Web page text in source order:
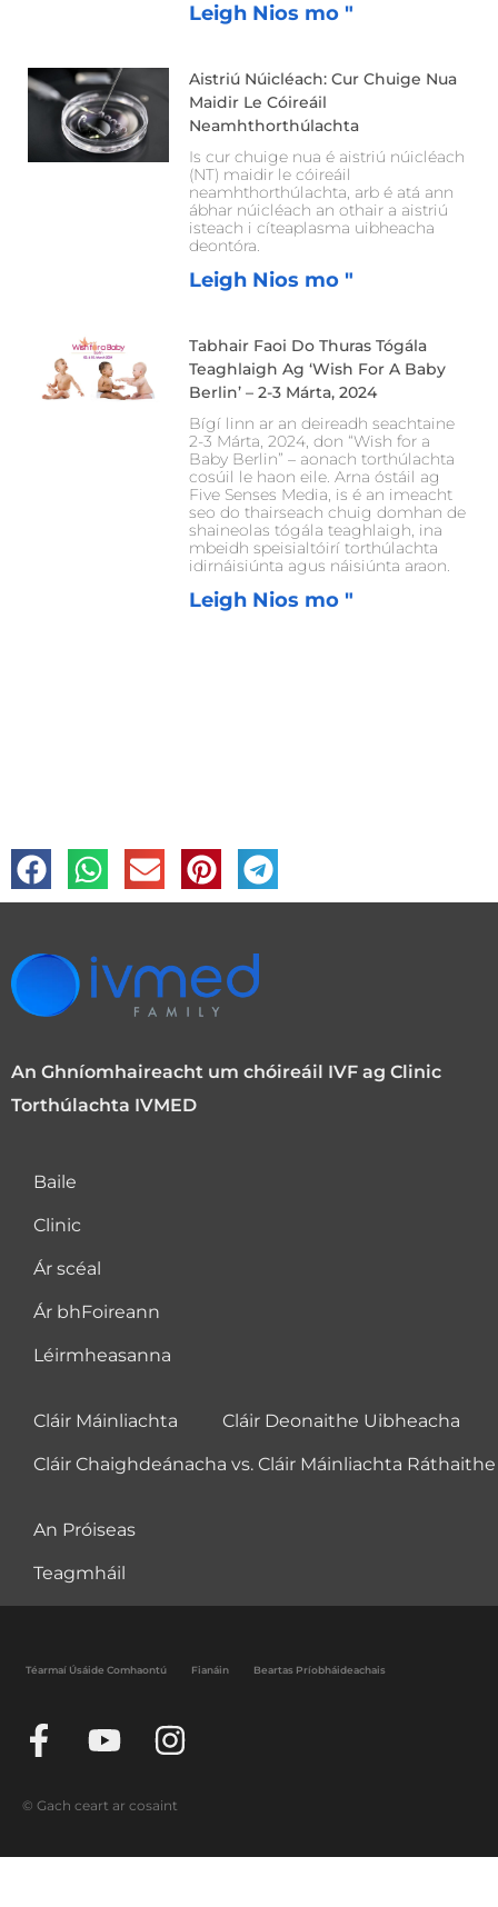
Leigh Nios mo "
Aistriú Núicléach: Cur Chuige Nua
Maidir Le Cóireáil
Neamhthorthúlachta
Is cur chuige nua é aistriú núicléach
(NT) maidir le cóireáil
neamhthorthúlachta, arb é atá ann
ábhar núicléach an othair a aistriú
isteach i cíteaplasma uibheacha
deontóra.
Leigh Nios mo "
Tabhair Faoi Do Thuras Tógála
Teaghlaigh Ag ‘Wish For A Baby
Berlin’ – 2-3 Márta, 2024
Bígí linn ar an deireadh seachtaine
2-3 Márta, 2024, don “Wish for a
Baby Berlin” – aonach torthúlachta
cosúil le haon eile. Arna óstáil ag
Five Senses Media, is é an imeacht
seo do thairseach chuig domhan de
shaineolas tógála teaghlaigh, ina
mbeidh speisialtóirí torthúlachta
idirnáisiúnta agus náisiúnta araon.
Leigh Nios mo "
An Ghníomhaireacht um chóireáil IVF ag Clinic
Torthúlachta IVMED
Baile
Clinic
Ár scéal
Ár bhFoireann
Léirmheasanna
Cláir Máinliachta Cláir Deonaithe Uibheacha
Cláir Chaighdeánacha vs. Cláir Máinliachta Ráthaithe
An Próiseas
Teagmháil
Téarmaí Úsáide Comhaontú Fianáin Beartas Príobháideachais
© Gach ceart ar cosaint